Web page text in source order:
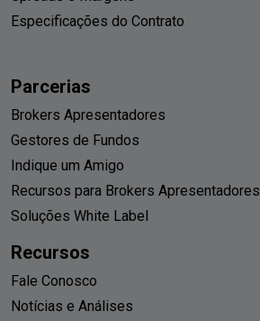
Especificações do Contrato
Parcerias
Brokers Apresentadores
Gestores de Fundos
Indique um Amigo
Recursos para Brokers Apresentadores
Soluções White Label
Recursos
Fale Conosco
Notícias e Análises